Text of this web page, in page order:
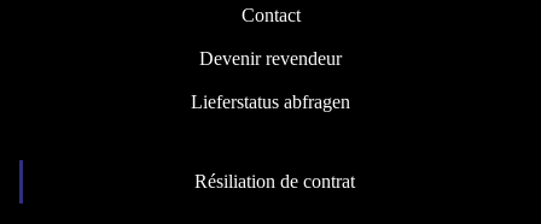
Contact
Devenir revendeur
Lieferstatus abfragen
Résiliation de contrat